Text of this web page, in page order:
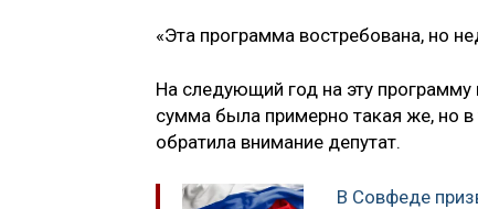
«Эта программа востребована, но
На следующий год на эту
сумма была примерно такая же, но
обратила внимание депутат.
В Совфеде